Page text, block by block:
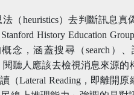
（heuristics）去判斷訊息真
History Education
念，涵蓋搜尋（search）、
聽人應該去檢視消息來源的
（Lateral Reading，即離開